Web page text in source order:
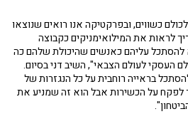
כשווים, ובפרקטיקה אנו רואים שנוצאו
לראות את המילואימניקים כקבוצה
עליהם כאנשים שהיכולת שלהם כה
העסקי לעולם הצבאי", השיב דני בסיום.
בראייה רוחבית על כל הנגזרות של
לפקח על הכשירות אבל הוא זה שמניע את